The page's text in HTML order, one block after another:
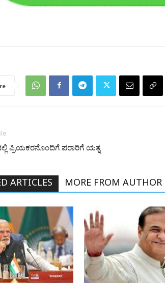
ಪ್ರಿಯಕರನೊಂದಿಗೆ ಪರಾರಿಗೆ ಯತ್ನ
ARTICLES MORE FROM AUTHOR